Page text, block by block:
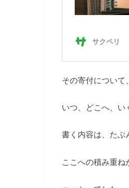
その寄付について
いつ、どこへ、い
書く内容は、たぶ
ここへの積み重